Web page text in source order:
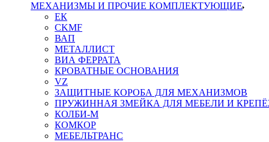
МЕХАНИЗМЫ И ПРОЧИЕ КОМПЛЕКТУЮЩИЕ
ЕК
CKMF
ВАП
МЕТАЛЛИСТ
ВИА ФЕРРАТА
КРОВАТНЫЕ ОСНОВАНИЯ
VZ
ЗАЩИТНЫЕ КОРОБА ДЛЯ МЕХАНИЗМОВ
ПРУЖИННАЯ ЗМЕЙКА ДЛЯ МЕБЕЛИ И
КОЛБИ-М
КОМКОР
МЕБЕЛЬТРАНС